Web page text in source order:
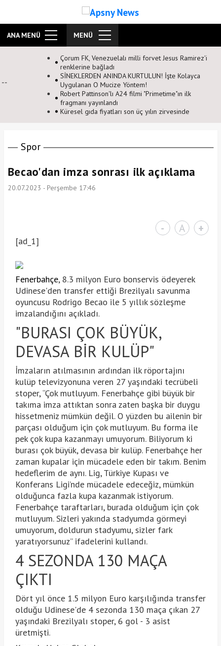
ANA MENÜ MENÜ
Jesus Ramirez'i
Spor
Becao'dan imza sonrası ilk açıklama
20.07.2023 - Perşembe 17:46
- A +
[ad_1]
Fenerbahçe, 8.3 milyon Euro bonservis ödeyerek
Udinese'den transfer ettiği Brezilyalı savunma
oyuncusu Rodrigo Becao ile 5 yıllık sözleşme
imzalandığını açıkladı.
"BURASI ÇOK BÜYÜK,
DEVASA BİR KULÜP"
İmzaların atılmasının ardından ilk röportajını
kulüp televizyonuna veren 27 yaşındaki tecrübeli
stoper, “Çok mutluyum. Fenerbahçe gibi büyük bir
takıma imza attıktan sonra zaten başka bir duygu
hissetmeniz mümkün değil. O yüzden bu ailenin bir
parçası olduğum için çok mutluyum. Bu forma ile
pek çok kupa kazanmayı umuyorum. Biliyorum ki
burası çok büyük, devasa bir kulüp. Fenerbahçe her
zaman kupalar için mücadele eden bir takım. Benim
hedeflerim de aynı. Lig, Türkiye Kupası ve
Konferans Ligi’nde mücadele edeceğiz, mümkün
olduğunca fazla kupa kazanmak istiyorum.
Fenerbahçe taraftarları, burada olduğum için çok
mutluyum. Sizleri yakında stadyumda görmeyi
umuyorum, doldurun stadyumu, sizler fark
yaratıyorsunuz” ifadelerini kullandı.
4 SEZONDA 130 MAÇA
ÇIKTI
Dört yıl önce 1.5 milyon Euro karşılığında transfer
olduğu Udinese'de 4 sezonda 130 maça çıkan 27
yaşındaki Brezilyalı stoper, 6 gol - 3 asist
üretmişti.